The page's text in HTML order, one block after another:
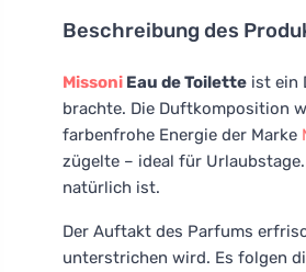
Beschreibung des
Missoni Eau de Toilette ist ein
brachte. Die Duftkomposition
farbenfrohe Energie der Marke
zügelte – ideal für
natürlich ist.
Der Auftakt des Parfums
unterstrichen wird. Es folgen